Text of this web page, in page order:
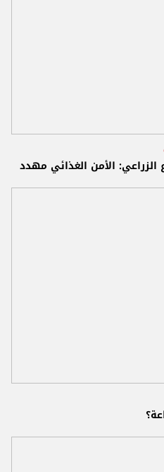
الزراعي: الأمن الغذائي مهدد